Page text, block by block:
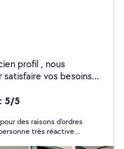
profil , nous
satisfaire vos besoins
5/5
des raisons d'ordres
très réactive